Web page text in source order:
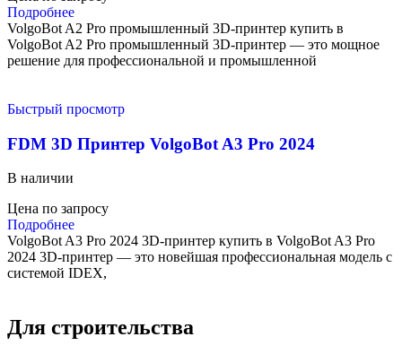
Подробнее
VolgoBot A2 Pro промышленный 3D-принтер купить в
VolgoBot A2 Pro промышленный 3D-принтер — это мощное
решение для профессиональной и промышленной
Быстрый просмотр
FDM 3D Принтер VolgoBot A3 Pro 2024
В наличии
Цена по запросу
Подробнее
VolgoBot A3 Pro 2024 3D-принтер купить в VolgoBot A3 Pro
2024 3D-принтер — это новейшая профессиональная модель с
системой IDEX,
Для строительства